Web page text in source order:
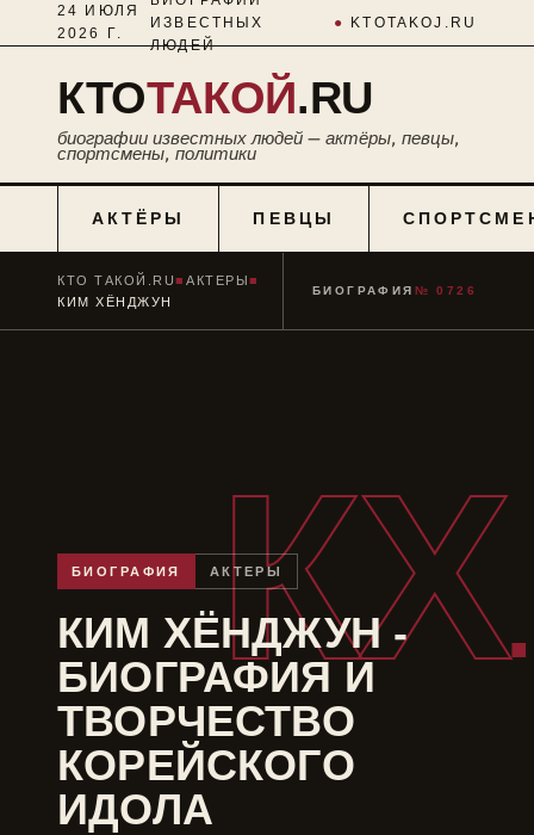
24 ИЮЛЯ
2026 Г.
ИЗВЕСТНЫХ
ЛЮДЕЙ
● KTOTAKOJ.RU
КТОТАКОЙ.RU
биографии известных людей — актёры, певцы,
спортсмены, политики
АКТЁРЫ ПЕВЦЫ
КХ
КТО ТАКОЙ.RU■АКТЕРЫ■
КИМ ХЁНДЖУН
БИОГРАФИЯ № 0726
БИОГРАФИЯ АКТЕРЫ
КИМ ХЁНДЖУН -
БИОГРАФИЯ И
ТВОРЧЕСТВО
КОРЕЙСКОГО
ИДОЛА